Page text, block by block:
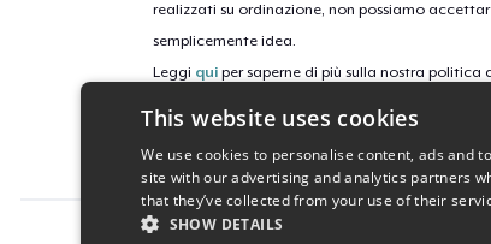
realizzati su ordinazione, non possiamo
semplicemente idea.
Leggi quiper saperne di più sulla nostra politica
ID campagne
flavor-fire-rooster-full-col
This website uses cookies
We use cookies to personalise content, ads and
site with our advertising and analytics partners
that they’ve collected from your use of their
SHOW DETAILS